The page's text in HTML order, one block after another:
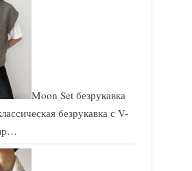
Moon Set безрукавка
безрукавка с V-